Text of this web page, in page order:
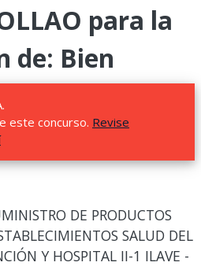
para la
de: Bien
este concurso. Revise
DE PRODUCTOS
SALUD DEL
Y HOSPITAL II-1 ILAVE -